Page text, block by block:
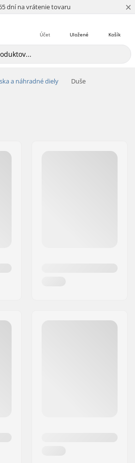
dní na vrátenie tovaru
4.8 z 5 ×
Košík
Uložené
Účet
a náhradné diely Duše